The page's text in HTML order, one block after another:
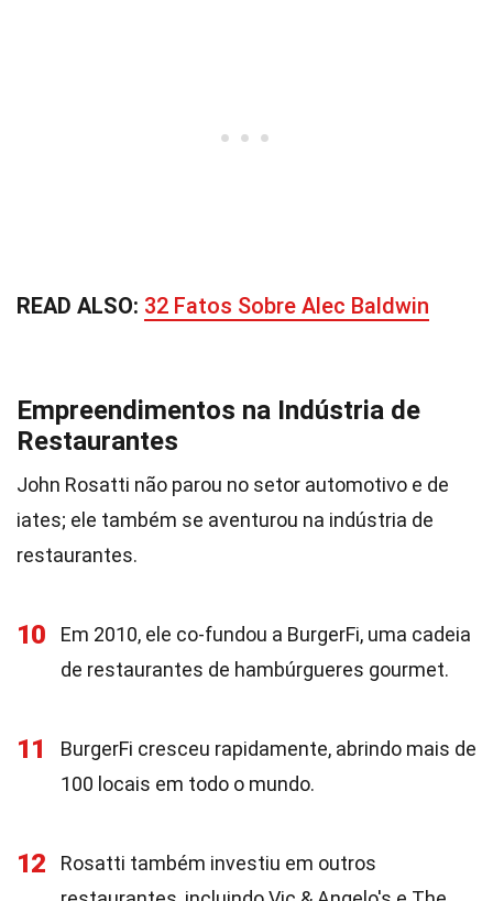
READ ALSO: 32 Fatos Sobre Alec Baldwin
Empreendimentos na Indústria de
Restaurantes
John Rosatti não parou no setor automotivo e de
iates; ele também se aventurou na indústria de
restaurantes.
10
Em 2010, ele co-fundou a BurgerFi, uma cadeia
de restaurantes de hambúrgueres gourmet.
11
BurgerFi cresceu rapidamente, abrindo mais de
100 locais em todo o mundo.
12
Rosatti também investiu em outros